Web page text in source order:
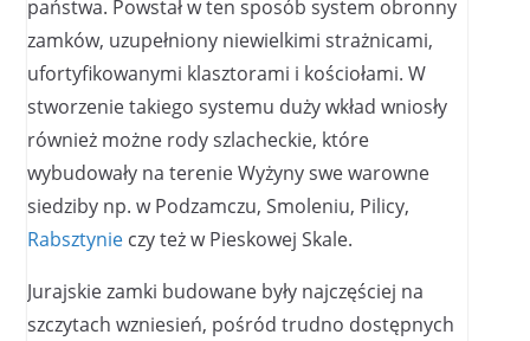
państwa. Powstał w ten sposób system obronny
zamków, uzupełniony niewielkimi strażnicami,
ufortyfikowanymi klasztorami i kościołami. W
stworzenie takiego systemu duży wkład wniosły
również możne rody szlacheckie, które
wybudowały na terenie Wyżyny swe warowne
siedziby np. w Podzamczu, Smoleniu, Pilicy,
Rabsztynieczy też w Pieskowej Skale.
Jurajskie zamki budowane były najczęściej na
szczytach wzniesień, pośród trudno dostępnych